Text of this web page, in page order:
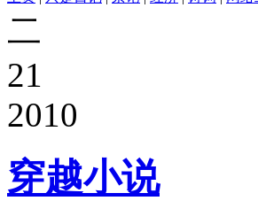
二
21
2010
穿越小说